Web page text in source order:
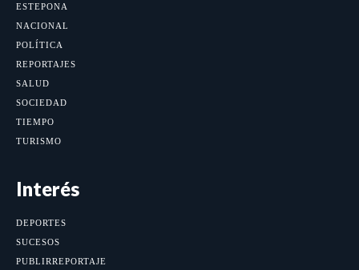
ESTEPONA
NACIONAL
POLÍTICA
REPORTAJES
SALUD
SOCIEDAD
TIEMPO
TURISMO
Interés
DEPORTES
SUCESOS
PUBLIRREPORTAJE